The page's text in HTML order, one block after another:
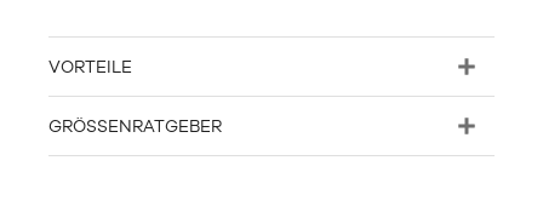
VORTEILE
GRÖSSENRATGEBER